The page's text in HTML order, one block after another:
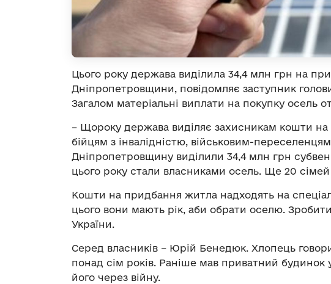
Цього року держава виділила 34,4 млн грн на
Дніпропетровщини, повідомляє заступник
Загалом матеріальні виплати на покупку осель
– Щороку держава виділяє захисникам кошти
бійцям з інвалідністю, військовим-
Дніпропетровщину виділили 34,4 млн грн
цього року стали власниками осель. Ще 20 сімей
Кошти на придбання житла надходять на
цього вони мають рік, аби обрати оселю.
України.
Серед власників – Юрій Бенедюк. Хлопець
понад сім років. Раніше мав приватний будинок
його через війну.